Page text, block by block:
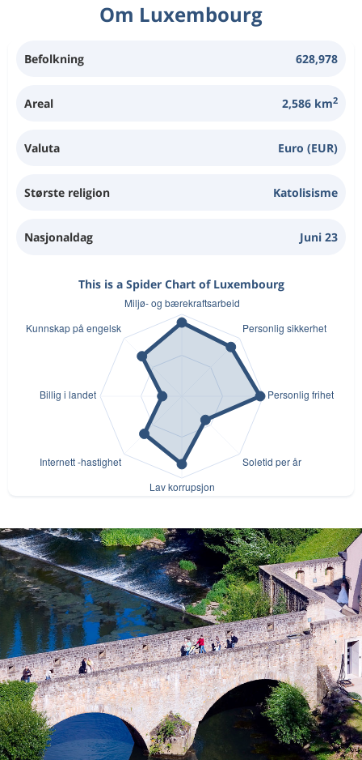
Om Luxembourg
Befolkning 628,978
Areal 2,586 km2
Valuta Euro (EUR)
Største religion Katolisisme
Nasjonaldag Juni 23
This is a Spider Chart of Luxembourg